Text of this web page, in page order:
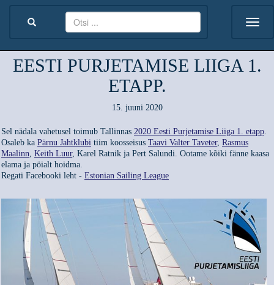
EESTI PURJETAMISE LIIGA 1.
ETAPP.
15. juuni 2020
Sel nädala vahetusel toimub Tallinnas 2020 Eesti Purjetamise Liiga 1. etapp.
Osaleb ka Pärnu Jahtklubi tiim koosseisus Taavi Valter Taveter, Rasmus
Maalinn, Keith Luur, Karel Ratnik ja Pert Salundi. Ootame kõiki fänne kaasa
elama ja pöialt hoidma.
Regati Facebooki leht - Estonian Sailing League